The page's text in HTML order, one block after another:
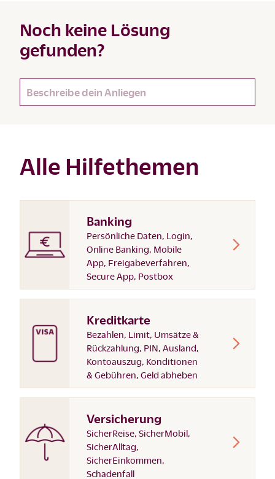
Noch keine Lösung
gefunden?
Alle Hilfethemen
Banking
Persönliche Daten, Login,
Online Banking, Mobile
App, Freigabeverfahren,
Secure App, Postbox
Kreditkarte
Bezahlen, Limit, Umsätze &
Rückzahlung, PIN, Ausland,
Kontoauszug, Konditionen
& Gebühren, Geld abheben
Versicherung
SicherReise, SicherMobil,
SicherAlltag,
SicherEinkommen,
Schadenfall